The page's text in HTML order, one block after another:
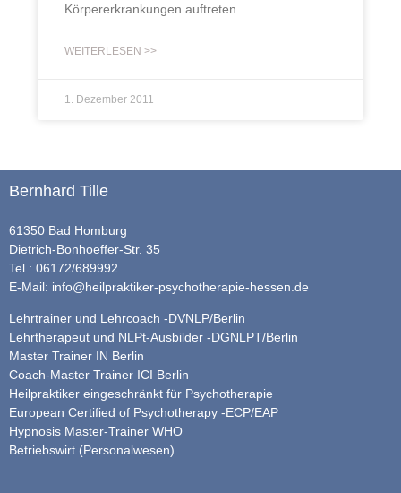
Körpererkrankungen auftreten.
WEITERLESEN >>
1. Dezember 2011
Bernhard Tille
61350 Bad Homburg
Dietrich-Bonhoeffer-Str. 35
Tel.: 06172/689992
E-Mail: info@heilpraktiker-psychotherapie-hessen.de
Lehrtrainer und Lehrcoach -DVNLP/Berlin
Lehrtherapeut und NLPt-Ausbilder -DGNLPT/Berlin
Master Trainer IN Berlin
Coach-Master Trainer ICI Berlin
Heilpraktiker eingeschränkt für Psychotherapie
European Certified of Psychotherapy -ECP/EAP
Hypnosis Master-Trainer WHO
Betriebswirt (Personalwesen).